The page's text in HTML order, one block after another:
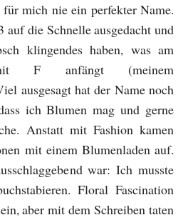
mich nie ein perfekter Name.
die Schnelle ausgedacht und
klingendes haben, was am
F anfängt (meinem
ausgesagt hat der Name noch
ich Blumen mag und gerne
Anstatt mit Fashion kamen
mit einem Blumenladen auf.
war: Ich musste
Floral Fascination
aber mit dem Schreiben taten